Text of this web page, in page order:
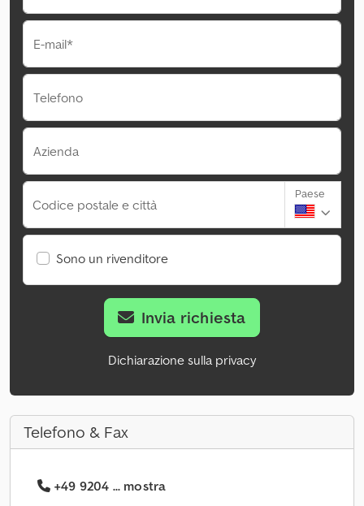
E-mail*
Telefono
Azienda
Codice postale e città
Paese
Sono un rivenditore
Invia richiesta
Dichiarazione sulla privacy
Telefono & Fax
+49 9204 ... mostra